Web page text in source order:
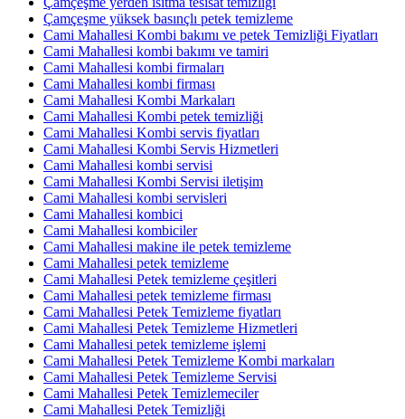
Çamçeşme yüksek basınçlı petek temizleme
Cami Mahallesi Kombi bakımı ve petek Temizliği Fiyatları
Cami Mahallesi kombi bakımı ve tamiri
Cami Mahallesi kombi firmaları
Cami Mahallesi kombi firması
Cami Mahallesi Kombi Markaları
Cami Mahallesi Kombi petek temizliği
Cami Mahallesi Kombi servis fiyatları
Cami Mahallesi Kombi Servis Hizmetleri
Cami Mahallesi kombi servisi
Cami Mahallesi Kombi Servisi iletişim
Cami Mahallesi kombi servisleri
Cami Mahallesi kombici
Cami Mahallesi kombiciler
Cami Mahallesi makine ile petek temizleme
Cami Mahallesi petek temizleme
Cami Mahallesi Petek temizleme çeşitleri
Cami Mahallesi petek temizleme firması
Cami Mahallesi Petek Temizleme fiyatları
Cami Mahallesi Petek Temizleme Hizmetleri
Cami Mahallesi petek temizleme işlemi
Cami Mahallesi Petek Temizleme Kombi markaları
Cami Mahallesi Petek Temizleme Servisi
Cami Mahallesi Petek Temizlemeciler
Cami Mahallesi Petek Temizliği